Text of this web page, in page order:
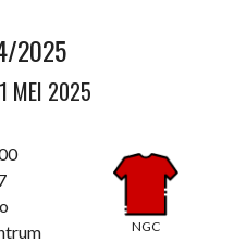
2025
MEI 2025
NGC